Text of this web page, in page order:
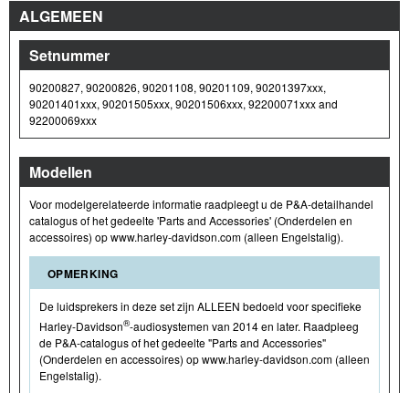
ALGEMEEN
Setnummer
90200827, 90200826, 90201108, 90201109, 90201397xxx,
90201401xxx, 90201505xxx, 90201506xxx, 92200071xxx and
92200069xxx
Modellen
Voor modelgerelateerde informatie raadpleegt u de P&A-detailhandel
catalogus of het gedeelte 'Parts and Accessories' (Onderdelen en
accessoires) op www.harley-davidson.com (alleen Engelstalig).
OPMERKING
De luidsprekers in deze set zijn ALLEEN bedoeld voor specifieke
Harley-Davidson®-audiosystemen van 2014 en later. Raadpleeg
de P&A-catalogus of het gedeelte "Parts and Accessories"
(Onderdelen en accessoires) op www.harley-davidson.com (alleen
Engelstalig).